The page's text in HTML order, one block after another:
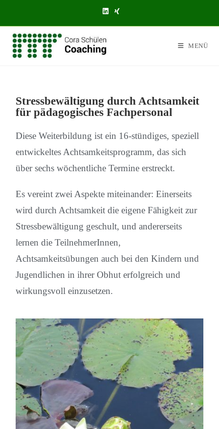
MENÜ
Stressbewältigung durch Achtsamkeit
für pädagogisches Fachpersonal
Diese Weiterbildung ist ein 16-stündiges, speziell
entwickeltes Achtsamkeitsprogramm, das sich
über sechs wöchentliche Termine erstreckt.
Es vereint zwei Aspekte miteinander: Einerseits
wird durch Achtsamkeit die eigene Fähigkeit zur
Stressbewältigung geschult, und andererseits
lernen die TeilnehmerInnen,
Achtsamkeitsübungenauch bei den Kindern und
Jugendlichen in ihrer Obhut erfolgreich und
wirkungsvoll einzusetzen.